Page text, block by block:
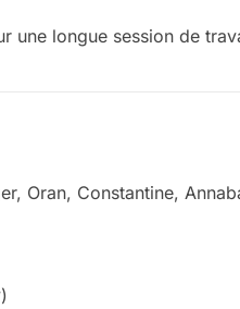
une longue session de
Oran, Constantine,